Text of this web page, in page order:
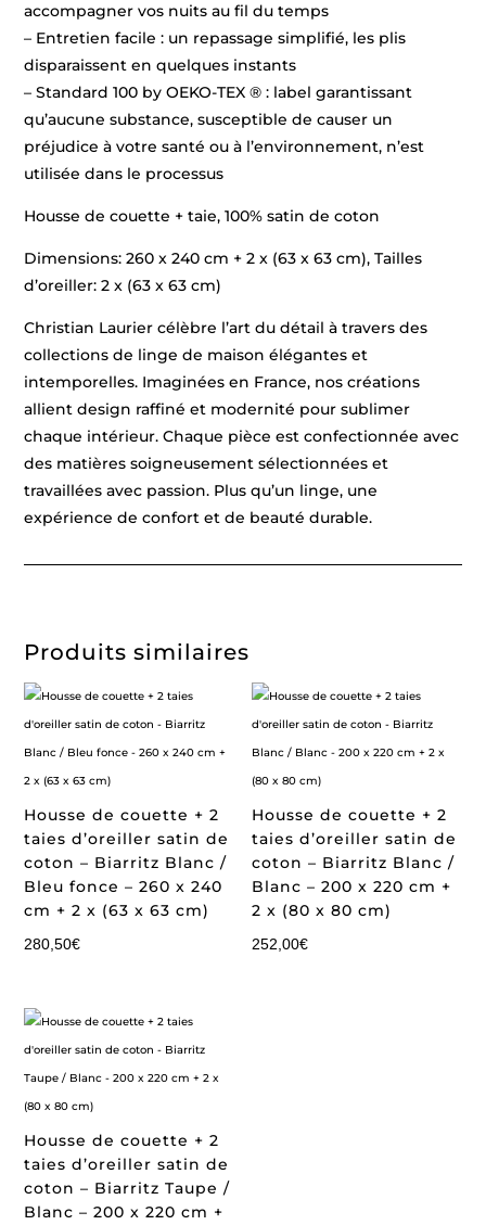
accompagner vos nuits au fil du temps
– Entretien facile : un repassage simplifié, les plis
disparaissent en quelques instants
– Standard 100 by OEKO-TEX ® : label garantissant
qu’aucune substance, susceptible de causer un
préjudice à votre santé ou à l’environnement, n’est
utilisée dans le processus
Housse de couette + taie, 100% satin de coton
Dimensions: 260 x 240 cm + 2 x (63 x 63 cm), Tailles
d’oreiller: 2 x (63 x 63 cm)
Christian Laurier célèbre l’art du détail à travers des
collections de linge de maison élégantes et
intemporelles. Imaginées en France, nos créations
allient design raffiné et modernité pour sublimer
chaque intérieur. Chaque pièce est confectionnée avec
des matières soigneusement sélectionnées et
travaillées avec passion. Plus qu’un linge, une
expérience de confort et de beauté durable.
Produits similaires
Housse de couette + 2
taies d’oreiller satin de
coton – Biarritz Blanc /
Bleu fonce – 260 x 240
cm + 2 x (63 x 63 cm)
280,50€
Housse de couette + 2
taies d’oreiller satin de
coton – Biarritz Blanc /
Blanc – 200 x 220 cm +
2 x (80 x 80 cm)
252,00€
Housse de couette + 2
taies d’oreiller satin de
coton – Biarritz Taupe /
Blanc – 200 x 220 cm +